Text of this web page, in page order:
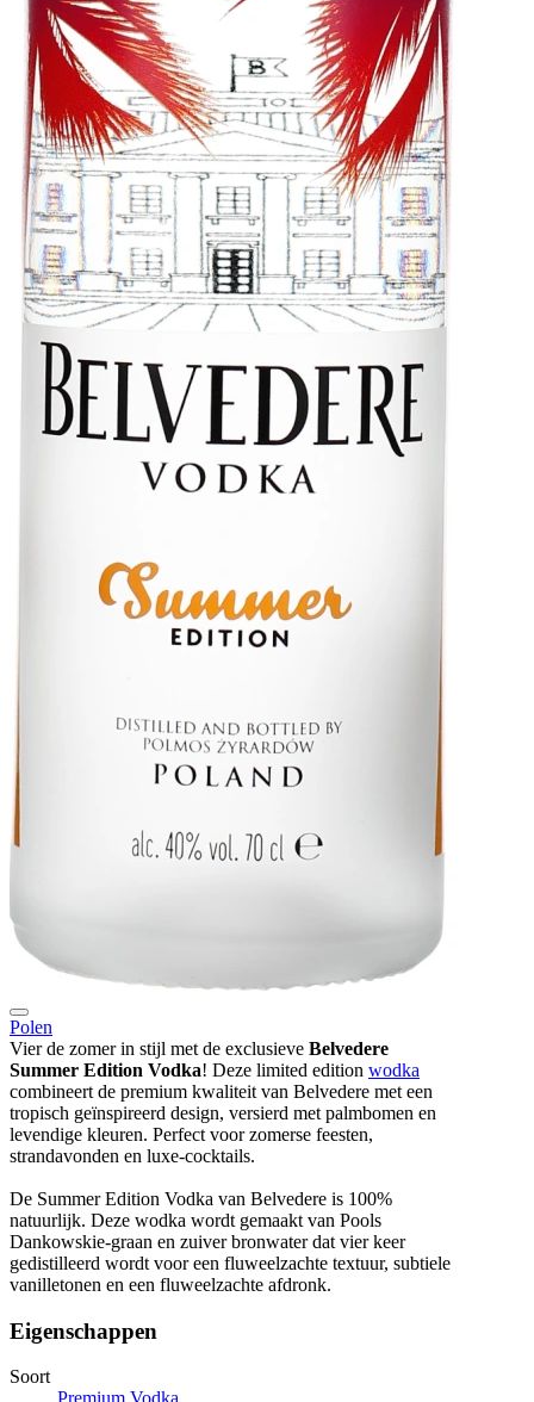
Polen
Vier de zomer in stijl met de exclusieve Belvedere
Summer Edition Vodka! Deze limited edition wodka
combineert de premium kwaliteit van Belvedere met een
tropisch geïnspireerd design, versierd met palmbomen en
levendige kleuren. Perfect voor zomerse feesten,
strandavonden en luxe-cocktails.
De Summer Edition Vodka van Belvedere is 100%
natuurlijk. Deze wodka wordt gemaakt van Pools
Dankowskie-graan en zuiver bronwater dat vier keer
gedistilleerd wordt voor een fluweelzachte textuur, subtiele
vanilletonen en een fluweelzachte afdronk.
Eigenschappen
Soort